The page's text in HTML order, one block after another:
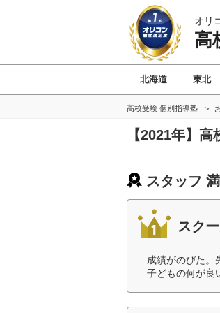
オリ
高
北海道 東北
高校受験 個別指導塾
【2021年】
スタッフ
スク
成績がのびた。
子どもの何が良